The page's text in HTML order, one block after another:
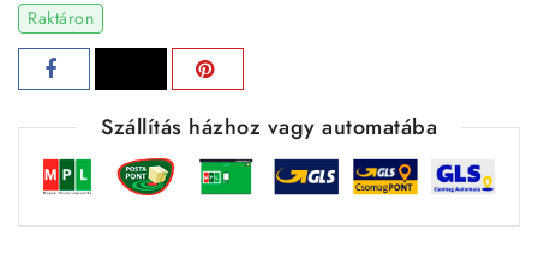
Raktáron
Szállítás házhoz vagy automatába